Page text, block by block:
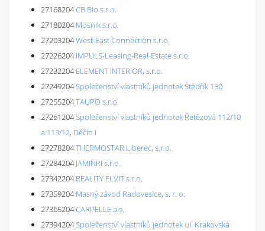
27168204CB Bio s.r.o.
27180204 Mosnik s.r.o.
27203204West-East Connection s.r.o.
27226204 IMPULS-Leasing-Real-Estate s.r.o.
27232204 ELEMENT INTERIOR, s.r.o.
27249204Společenství vlastníků jednotek Štědřík 150
27255204TAUPO s.r.o.
27261204Společenství vlastníků jednotek Řetězová 112/10
a 113/12, Děčín I
27278204THERMOSTAR Liberec, s.r.o.
27284204 JAMINRI s.r.o.
27342204 REALITY ELVIT s.r.o.
27359204 Masný závod Radovesice, s. r. o.
27365204CARPELLE a.s.
27394204Společenství vlastníků jednotek ul. Krakovská